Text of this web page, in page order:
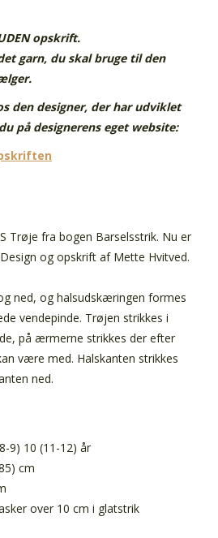
opskrift.
garn, du skal bruge til den
den designer, der har udviklet
på designerens eget website:
Trøje fra bogen Barselsstrik. Nu er
og opskrift af Mette Hvitved.
ned, og halsudskæringen formes
vendepinde. Trøjen strikkes i
på ærmerne strikkes der efter
være med. Halskanten strikkes
ned.
9) 10 (11-12) år
cm
over 10 cm i glatstrik